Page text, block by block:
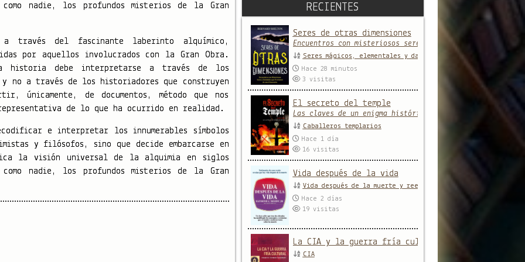
nadie, los profundos misterios de la Gran
través del fascinante laberinto alquímico,
por aquellos involucrados con la Gran Obra.
historia debe interpretarse a través de los
y no a través de los historiadores que construyen
únicamente, de documentos, método que nos
de lo que ha ocurrido en realidad.
e interpretar los innumerables símbolos
y filósofos, sino que decide embarcarse en
la visión universal de la alquimia en siglos
nadie, los profundos misterios de la Gran
RECIENTES
Seres de otras dimensiones
Encuentros con misteriosos seres y entidades que
Seres mágicos, elementales y daimones
Hace 28 minutos
3 visitas
El secreto del temple
Las claves de un enigma histórico
Caballeros templarios
Hace 1 día
16 visitas
Vida después de la vida
Vida después de la muerte y reencarnación
Hace 2 días
19 visitas
La CIA y la guerra fría cultural
CIA